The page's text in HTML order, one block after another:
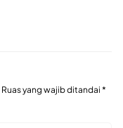
Ruas yang wajib ditandai *